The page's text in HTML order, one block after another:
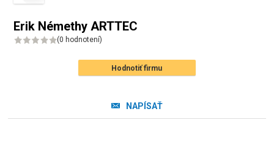
Erik Némethy ARTTEC
(0 hodnotení)
Hodnotiť firmu
NAPÍSAŤ